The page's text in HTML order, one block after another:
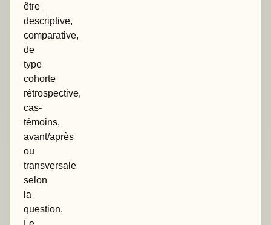
être
descriptive,
comparative,
de
type
cohorte
rétrospective,
cas-
témoins,
avant/après
ou
transversale
selon
la
question.